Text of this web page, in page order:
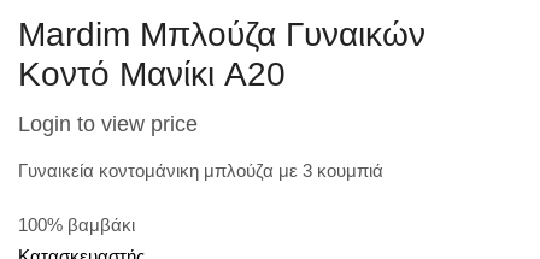
Mardim Μπλούζα Γυναικών
Κοντό Μανίκι A20
Login to view price
Γυναικεία κοντομάνικη μπλούζα με 3 κουμπιά
100% βαμβάκι